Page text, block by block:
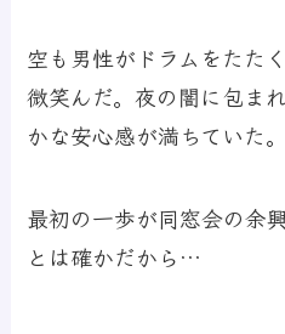
空も男性がドラムをたた
微笑んだ。夜の闇に包ま
かな安心感が満ちていた。
最初の一歩が同窓会の余
とは確かだから…